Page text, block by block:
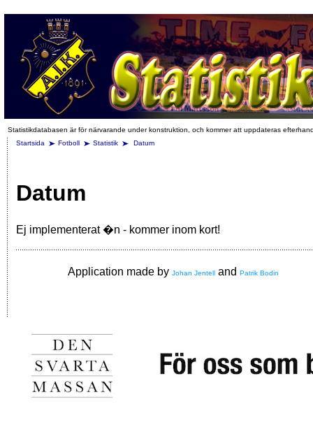
Statistikdatabasen är för närvarande under konstruktion, och kommer att uppdateras
Startsida
Fotboll Statistik Datum
Datum
Ej implementerat �n - kommer inom kort!
Application made by Johan Jentell and Patrik Bodin